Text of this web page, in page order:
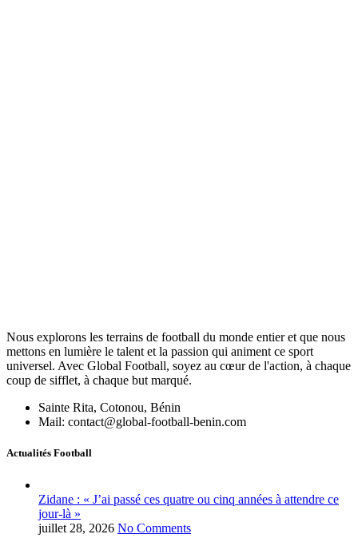
Nous explorons les terrains de football du monde entier et que nous
mettons en lumière le talent et la passion qui animent ce sport
universel. Avec Global Football, soyez au cœur de l'action, à chaque
coup de sifflet, à chaque but marqué.
Sainte Rita, Cotonou, Bénin
Mail: contact@global-football-benin.com
Actualités Football
Zidane : « J’ai passé ces quatre ou cinq années à attendre ce
jour-là »
juillet 28, 2026 No Comments